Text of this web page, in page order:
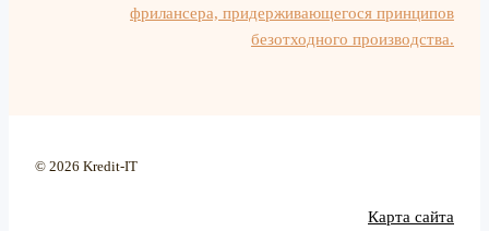
фрилансера, придерживающегося принципов
безотходного производства.
© 2026 Kredit-IT
Карта сайта